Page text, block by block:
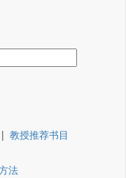
| 教授推荐书目
法